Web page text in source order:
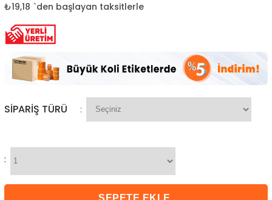
₺19,18 `den başlayan taksitlerle
SIPARIŞ TÜRÜ :
: